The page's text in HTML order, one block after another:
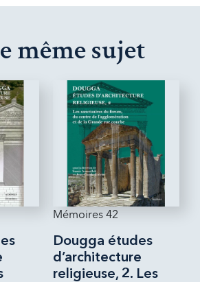
même sujet
Mémoires 42
Dougga études
d’architecture
religieuse, 2. Les